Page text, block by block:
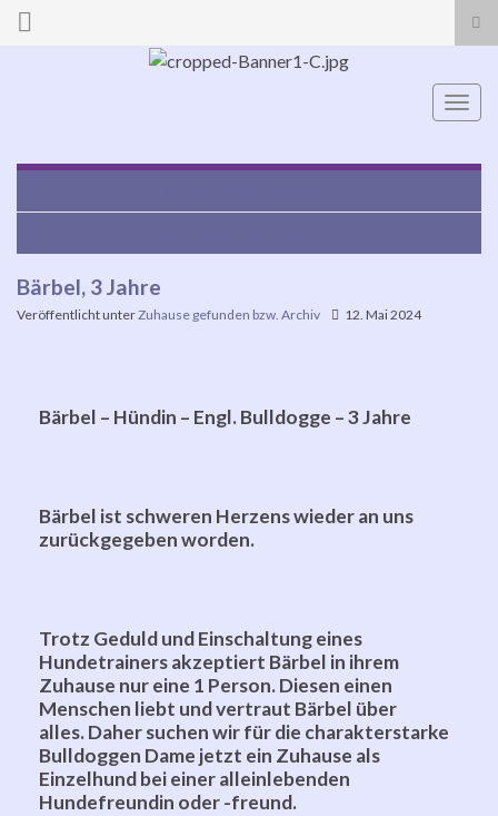
Search for:
Bärbel, 3 Jahre
Veröffentlicht unterZuhause gefunden bzw. Archiv 12. Mai 2024
Bärbel – Hündin – Engl. Bulldogge – 3 Jahre
Bärbel ist schweren Herzens wieder an uns
zurückgegeben worden.
Trotz Geduld und Einschaltung eines
Hundetrainers akzeptiert Bärbel in ihrem
Zuhause nur eine 1 Person.Diesen einen
Menschen liebt und vertraut Bärbel über
alles.Daher suchen wir für die charakterstarke
Bulldoggen Dame jetzt ein Zuhause als
Einzelhund bei einer alleinlebenden
Hundefreundin oder -freund.